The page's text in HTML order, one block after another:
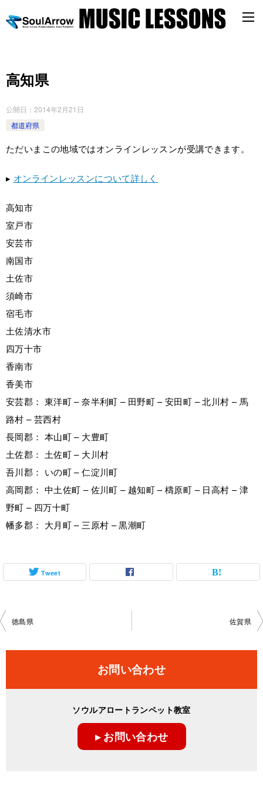
高知県
公開日： 2014年2月21日
都道府県
ただいまこの地域ではオンラインレッスンが受講できます。
▸ オンラインレッスンについて詳しく
高知市
室戸市
安芸市
南国市
土佐市
須崎市
宿毛市
土佐清水市
四万十市
香南市
香美市
安芸郡： 東洋町 – 奈半利町 – 田野町 – 安田町 – 北川村 – 馬
路村 – 芸西村
長岡郡： 本山町 – 大豊町
土佐郡： 土佐町 – 大川村
吾川郡： いの町 – 仁淀川町
高岡郡： 中土佐町 – 佐川町 – 越知町 – 檮原町 – 日高村 – 津
野町 – 四万十町
幡多郡： 大月町 – 三原村 – 黒潮町
Tweet
投
ビ
徳島県 佐賀県
お問い合わせ
ソウルアロートランペット教室
▸ お問い合わせ